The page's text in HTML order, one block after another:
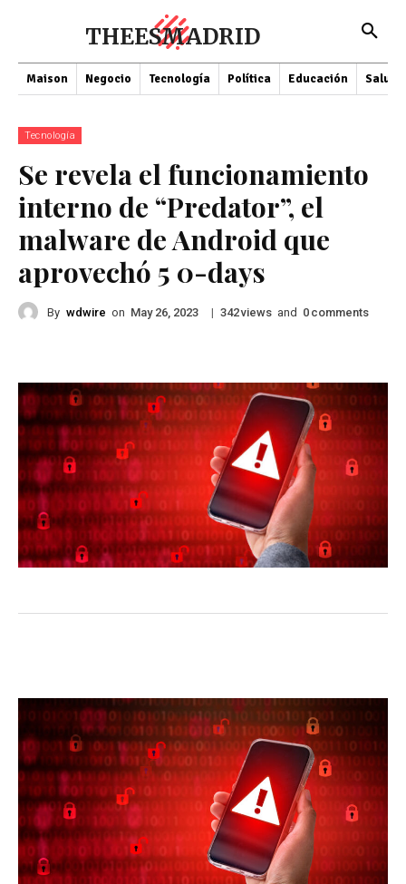
THEESMADRID
Maison Negocio Tecnología Política Educación Salud
Tecnología
Se revela el funcionamiento
interno de “Predator”, el
malware de Android que
aprovechó 5 0-days
By wdwire on May 26, 2023 | 342views and 0 comments